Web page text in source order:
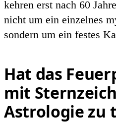
kehren erst nach 60
nicht um ein einzelnes
sondern um ein festes
Hat das
mit
Astrologie zu